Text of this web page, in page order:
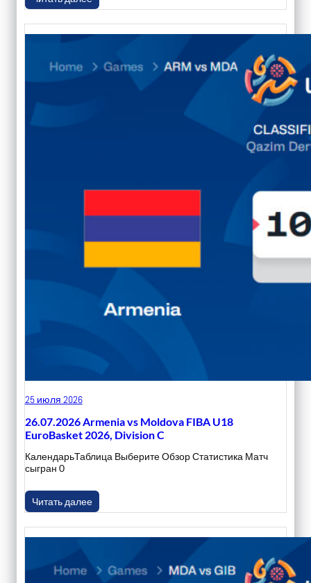
25 июля 2026
26.07.2026 Armenia vs Moldova FIBA U18
EuroBasket 2026, Division C
КалендарьТаблица Выберите Обзор Статистика Матч
сыгран 0
Читать далее